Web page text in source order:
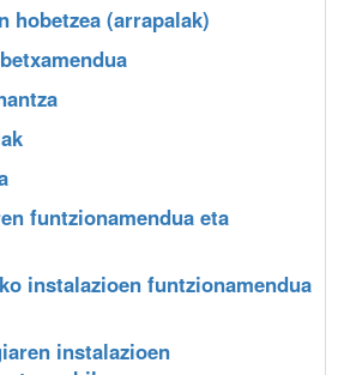
hobetzea (arrapalak)
funtzionamendua eta
instalazioen funtzionamendua
instalazioen